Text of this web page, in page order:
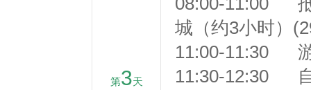
第3天
城（约3小时）
11:00-11:30 游
11:30-12:30